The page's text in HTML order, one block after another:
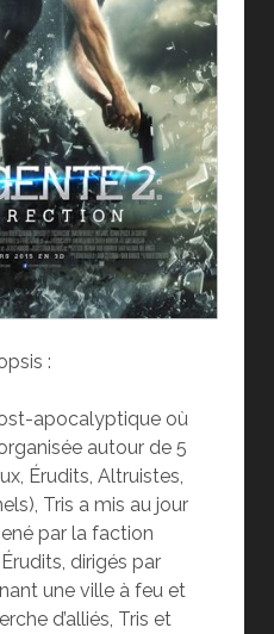
:
apocalyptique où
autour de 5
Érudits, Altruistes,
Tris a mis au jour
par la faction
dirigés par
une ville à feu et
d’alliés, Tris et